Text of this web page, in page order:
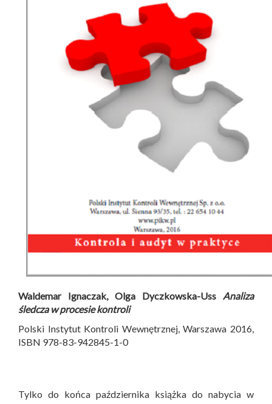
Waldemar Ignaczak, Olga Dyczkowska-Uss Analiza
śledcza w procesie kontroli
Polski Instytut Kontroli Wewnętrznej, Warszawa 2016,
ISBN 978-83-942845-1-0
Tylko do końca października książka do nabycia w